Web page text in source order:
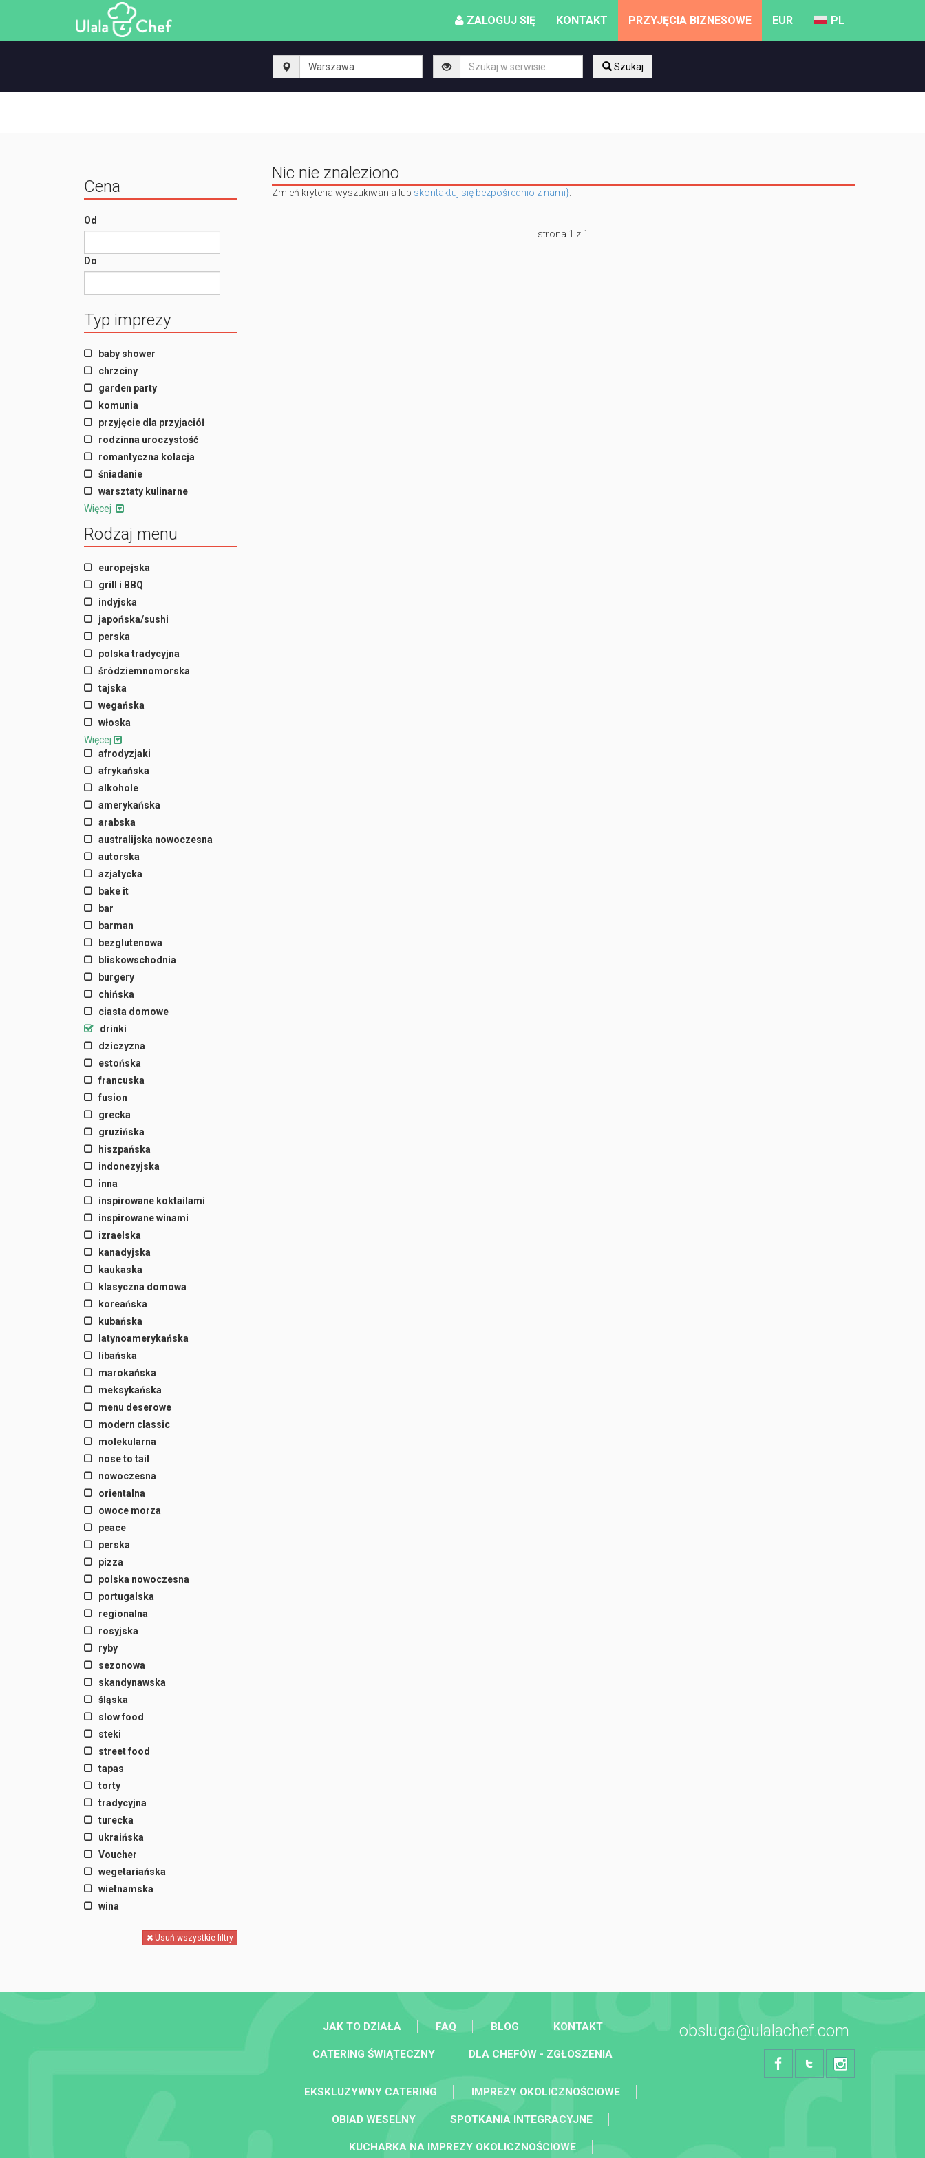
ZALOGUJ SIĘ KONTAKT PRZYJĘCIA BIZNESOWE EUR PL
Szukaj
Cena
Od
Do
Typ imprezy
baby shower
chrzciny
garden party
komunia
przyjęcie dla przyjaciół
rodzinna uroczystość
romantyczna kolacja
śniadanie
warsztaty kulinarne
Więcej
Rodzaj menu
europejska
grill i BBQ
indyjska
japońska/sushi
perska
polska tradycyjna
śródziemnomorska
tajska
wegańska
włoska
Więcej
afrodyzjaki
afrykańska
alkohole
amerykańska
arabska
australijska nowoczesna
autorska
azjatycka
bake it
bar
barman
bezglutenowa
bliskowschodnia
burgery
chińska
ciasta domowe
drinki
dziczyzna
estońska
francuska
fusion
grecka
gruzińska
hiszpańska
indonezyjska
inna
inspirowane koktailami
inspirowane winami
izraelska
kanadyjska
kaukaska
klasyczna domowa
koreańska
kubańska
latynoamerykańska
libańska
marokańska
meksykańska
menu deserowe
modern classic
molekularna
nose to tail
nowoczesna
orientalna
owoce morza
peace
perska
pizza
polska nowoczesna
portugalska
regionalna
rosyjska
ryby
sezonowa
skandynawska
śląska
slow food
steki
street food
tapas
torty
tradycyjna
turecka
ukraińska
Voucher
wegetariańska
wietnamska
wina
Usuń wszystkie filtry
Nic nie znaleziono
Zmień kryteria wyszukiwania lub skontaktuj się bezpośrednio z nami}.
strona 1 z 1
JAK TO DZIAŁA FAQ BLOG KONTAKT
CATERING ŚWIĄTECZNY DLA CHEFÓW - ZGŁOSZENIA
obsluga@ulalachef.com
EKSKLUZYWNY CATERING IMPREZY OKOLICZNOŚCIOWE
OBIAD WESELNY SPOTKANIA INTEGRACYJNE
KUCHARKA NA IMPREZY OKOLICZNOŚCIOWE